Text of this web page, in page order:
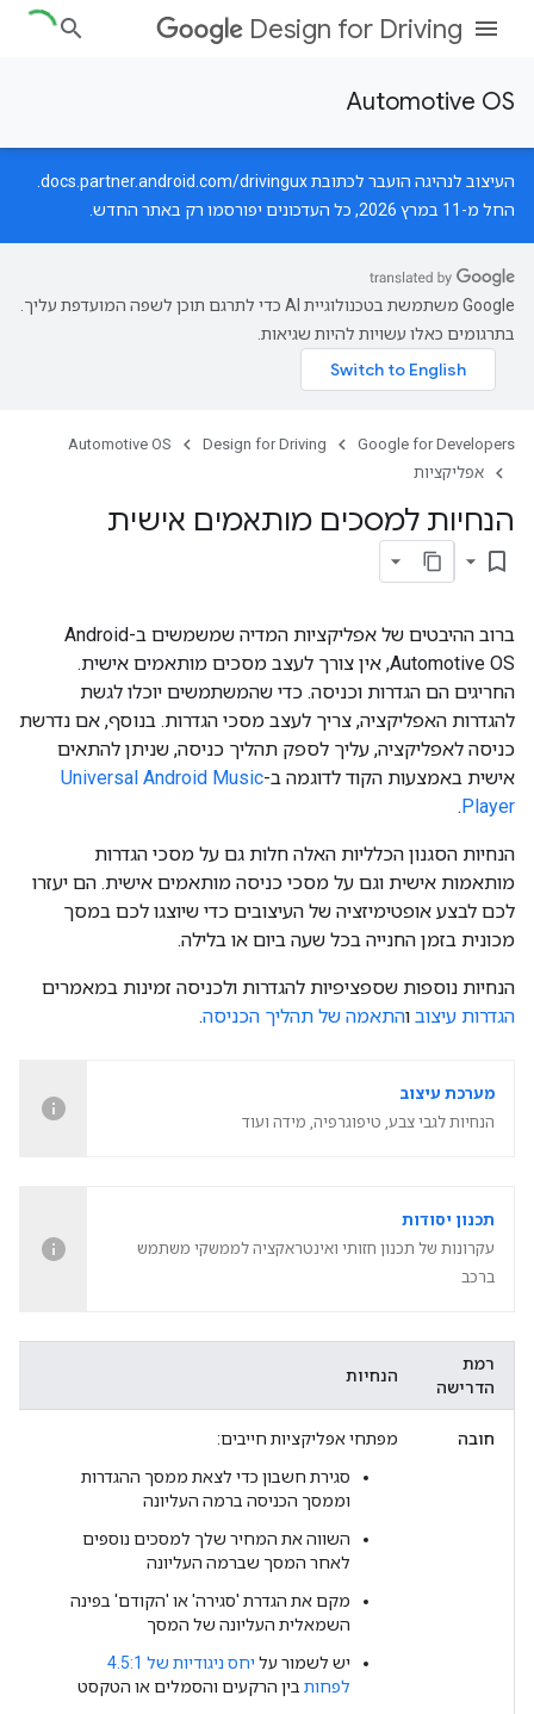
Design for Driving
Automotive OS
העיצוב לנהיגה הועבר לכתובתdocs.partner.android.com/drivingux
החל מ-11 במרץ 2026, כל העדכונים יפורסמו רק באתר החדש.
‫Google משתמשת בטכנולוגיית AI כדי לתרגם תוכן לשפה המועדפת עליך.
בתרגומים כאלו עשויות להיות שגיאות.
Google for Developers
Design for Driving
Automotive OS
אפליקציות
הנחיות למסכים מותאמים אישית
bookmark_border
ברוב ההיבטים של אפליקציות המדיה שמשמשים ב-Android
Automotive OS, אין צורך לעצב מסכים מותאמים אישית.
החריגים הם הגדרות וכניסה. כדי שהמשתמשים יוכלו לגשת
להגדרות האפליקציה, צריך לעצב מסכי הגדרות. בנוסף, אם נדרשת
כניסה לאפליקציה, עליך לספק תהליך כניסה, שניתן להתאים
אישית באמצעות הקוד לדוגמה ב-Universal Android Music
Player
.
הנחיות הסגנון הכלליות האלה חלות גם על מסכי הגדרות
מותאמות אישית וגם על מסכי כניסה מותאמים אישית. הם יעזרו
לכם לבצע אופטימיזציה של העיצובים כדי שיוצגו לכם במסך
מכונית בזמן החנייה בכל שעה ביום או בלילה.
הנחיות נוספות שספציפיות להגדרות ולכניסה זמינות במאמרים
הגדרות עיצוב והתאמה של תהליך הכניסה.
מערכת עיצוב
הנחיות לגבי צבע, טיפוגרפיה, מידה ועוד
תכנון יסודות
עקרונות של תכנון חזותי ואינטראקציה לממשקי משתמש
ברכב
רמת
הדרישה
הנחיות
חובה
מפתחי אפליקציות חייבים:
סגירת חשבון כדי לצאת ממסך ההגדרות
וממסך הכניסה ברמה העליונה
השווה את המחיר שלך למסכים נוספים
לאחר המסך שברמה העליונה
מקם את הגדרת 'סגירה' או 'הקודם' בפינה
השמאלית העליונה של המסך
יש לשמור על
יחס ניגודיות של 4.5:1
לפחות בין הרקעים והסמלים או הטקסט